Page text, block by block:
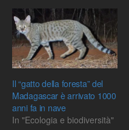
Il “gatto della foresta” del
Madagascar è arrivato 1000
anni fa in nave
In "Ecologia e biodiversità"